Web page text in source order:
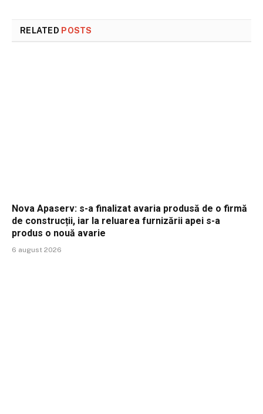
RELATED POSTS
Nova Apaserv: s-a finalizat avaria produsă de o firmă
de construcții, iar la reluarea furnizării apei s-a
produs o nouă avarie
6 august 2026